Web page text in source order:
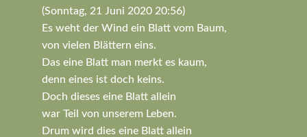
(Sonntag, 21 Juni 2020 20:56)
Es weht der Wind ein Blatt vom Baum,
von vielen Blättern eins.
Das eine Blatt man merkt es kaum,
denn eines ist doch keins.
Doch dieses eine Blatt allein
war Teil von unserem Leben.
Drum wird dies eine Blatt allein